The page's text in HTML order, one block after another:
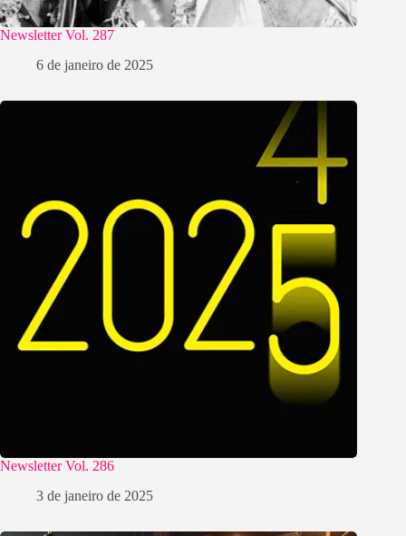
Newsletter Vol. 287
6 de janeiro de 2025
Newsletter Vol. 286
3 de janeiro de 2025